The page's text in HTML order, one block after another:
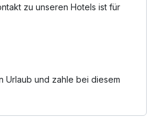
Grunewalds und entspannende
auch Ihr Hund ein
zu unseren Hotels ist für
Urlaub und zahle bei diesem